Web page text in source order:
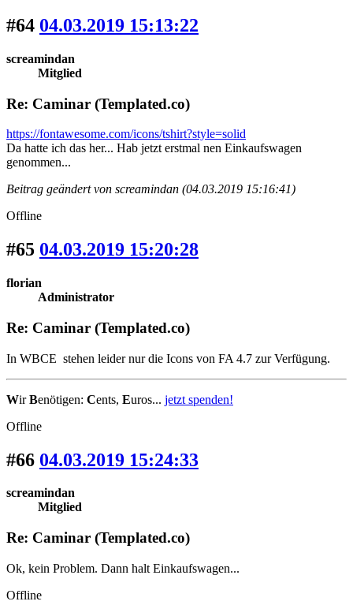
#64 04.03.2019 15:13:22
screamindan
Mitglied
Re: Caminar (Templated.co)
https://fontawesome.com/icons/tshirt?style=solid
Da hatte ich das her... Hab jetzt erstmal nen Einkaufswagen
genommen...
Beitrag geändert von screamindan (04.03.2019 15:16:41)
Offline
#65 04.03.2019 15:20:28
florian
Administrator
Re: Caminar (Templated.co)
In WBCE stehen leider nur die Icons von FA 4.7 zur Verfügung.
WirBenötigen: Cents, Euros... jetzt spenden!
Offline
#66 04.03.2019 15:24:33
screamindan
Mitglied
Re: Caminar (Templated.co)
Ok, kein Problem. Dann halt Einkaufswagen...
Offline